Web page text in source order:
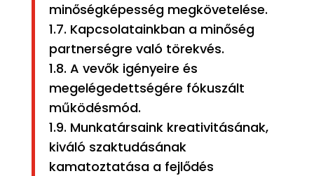
minőségképesség megkövetelése.
1.7. Kapcsolatainkban a minőség
partnerségre való törekvés.
1.8. A vevők igényeire és
megelégedettségére fókuszált
működésmód.
1.9. Munkatársaink kreativitásának,
kiváló szaktudásának
kamatoztatása a fejlődés